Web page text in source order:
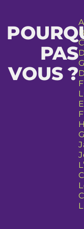
PAS
VOUS ?